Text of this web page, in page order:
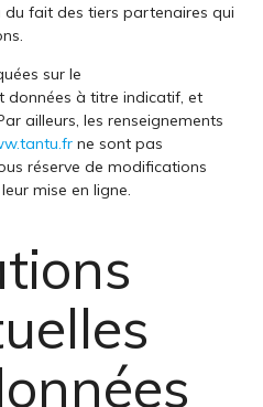
du fait des tiers partenaires qui
sur le
données à titre indicatif, et
ailleurs, les renseignements
ne sont pas
réserve de modifications
mise en ligne.